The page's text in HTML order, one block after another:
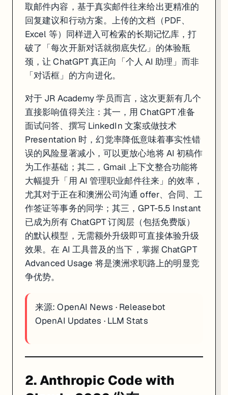
: Google I/O 2026 发布的 Gemini 3.5 Flash 正式成为 Gemini
Google I/O 2026 的关注点往往落在 Gemini Omni 的多模态震撼上，
Gemini Spark 是另一个值得深度关注的发布。不同于现有的 Gemini
Gemini 3.5 Pro 是 Google 尚未公开时间表的下一张牌——目前仍在内
取邮件内容，基于真实邮件往来给出更精准的
回复建议和行动方案。上传的文档（PDF、
Excel 等）同样进入可检索的长期记忆库，打
破了「每次开新对话就彻底失忆」的体验瓶
颈，让 ChatGPT 真正向「个人 AI 助理」而非
「对话框」的方向进化。
对于 JR Academy 学员而言，这次更新有几个
直接影响值得关注：其一，用 ChatGPT 准备
面试问答、撰写 LinkedIn 文案或做技术
Presentation 时，幻觉率降低意味着事实性错
误的风险显著减小，可以更放心地将 AI 初稿作
为工作基础；其二，Gmail 上下文整合功能将
大幅提升「用 AI 管理职业邮件往来」的效率，
尤其对于正在和澳洲公司沟通 offer、合同、工
作签证等事务的同学；其三，GPT-5.5 Instant
已成为所有 ChatGPT 订阅层（包括免费版）
的默认模型，无需额外升级即可直接体验升级
效果。在 AI 工具普及的当下，掌握 ChatGPT
Advanced Usage 将是澳洲求职路上的明显竞
争优势。
来源:OpenAI News · Releasebot
OpenAI Updates · LLM Stats
2. Anthropic Code with